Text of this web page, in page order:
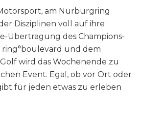
am Nürburgring
Disziplinen voll auf ihre
Übertragung des Champions-
ring°boulevard und dem
wird das Wochenende zu
Event. Egal, ob vor Ort oder
für jeden etwas zu erleben